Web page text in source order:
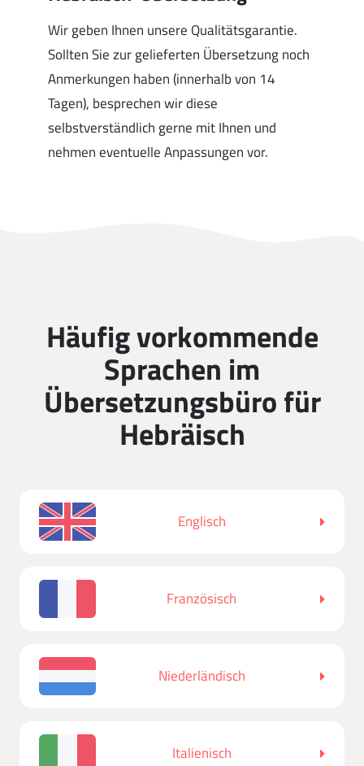
Wir geben Ihnen unsere Qualitätsgarantie.
Sollten Sie zur gelieferten Übersetzung noch
Anmerkungen haben (innerhalb von 14
Tagen), besprechen wir diese
selbstverständlich gerne mit Ihnen und
nehmen eventuelle Anpassungen vor.
Häufig vorkommende
Sprachen im
Übersetzungsbüro für
Hebräisch
Englisch
Französisch
Niederländisch
Italienisch